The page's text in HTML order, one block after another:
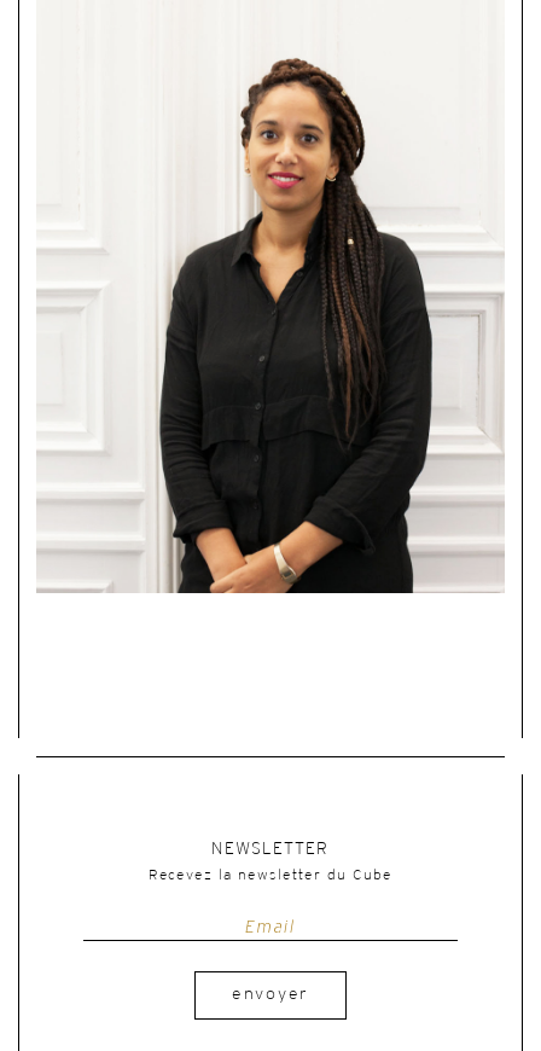
NEWSLETTER
Recevez la newsletter du Cube
envoyer